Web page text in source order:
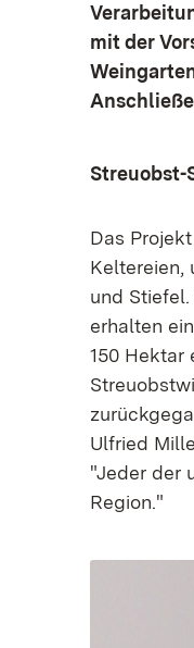
mit der
Streuobst-
Das
Keltereien,
und
erhalten
150 Hektar
Ulfried
"Jeder der
Region."